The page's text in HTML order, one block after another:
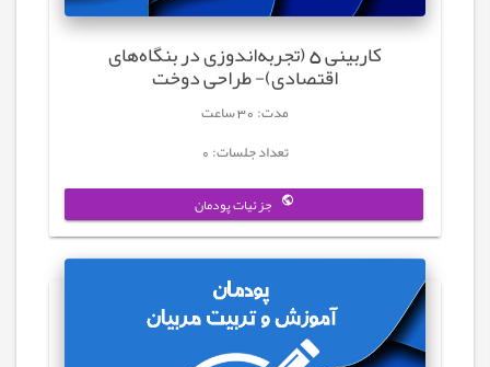
کاربینی 5 (تجربه‌اندوزی در بنگاه‌های
اقتصادی)- طراحی دوخت
مدت: 30 ساعت
تعداد جلسات: 0
جزئیات پودمان